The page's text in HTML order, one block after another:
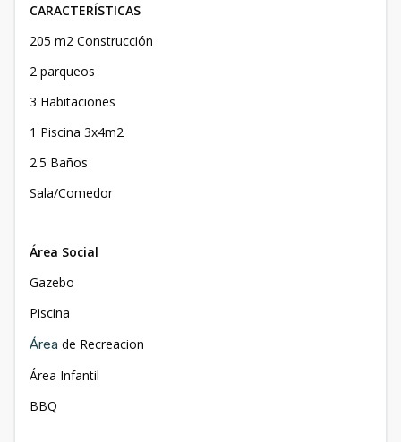
CARACTERÍSTICAS
205 m2 Construcción
2 parqueos
3 Habitaciones
1 Piscina 3x4m2
2.5 Baños
Sala/Comedor
Área Social
Gazebo
Piscina
Área de Recreacion
Área Infantil
BBQ